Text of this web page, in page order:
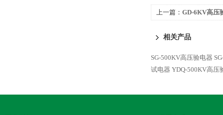
上一篇： GD-6KV高压
相关产品
SG-500KV高压验电器
试电器 YDQ-500KV高压